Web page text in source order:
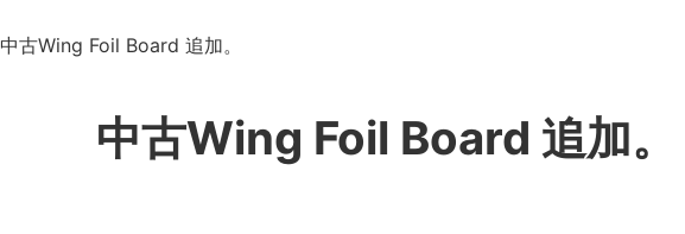
中古Wing Foil Board 追加。
中古Wing Foil Board 追加。